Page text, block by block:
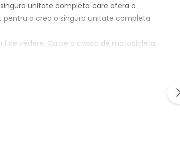
unitate completa care ofera o
pentru a crea o singura unitate completa
de vedere. Ca pe o casca de motocicleta,
control de glisare.